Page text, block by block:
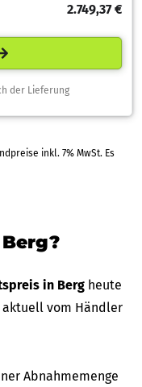
2.749,37 €
der Lieferung
7% MwSt. Es
in Berg heute
vom Händler
Abnahmemenge